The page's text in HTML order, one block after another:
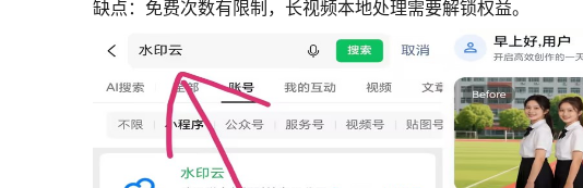
缺点：免费次数有限制，长视频本地处理需要解锁权益。